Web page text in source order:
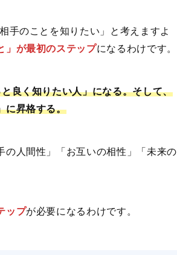
手のことを知りたい」と考えますよ
」が最初のステップになるわけです。
良く知りたい人」になる。そして、
に昇格する。
人間性」「お互いの相性」「未来の
ップが必要になるわけです。